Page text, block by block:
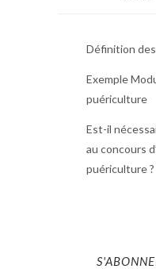
Définition
Exemple
puériculture
Est-il
au concours
puériculture ?